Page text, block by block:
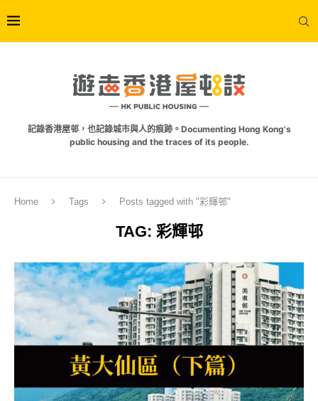
記錄香港屋邨，也記錄城市與人的痕跡。Documenting Hong Kong's
public housing and the traces of its people.
Home Tags Posts tagged with "彩輝邨"
TAG: 彩輝邨